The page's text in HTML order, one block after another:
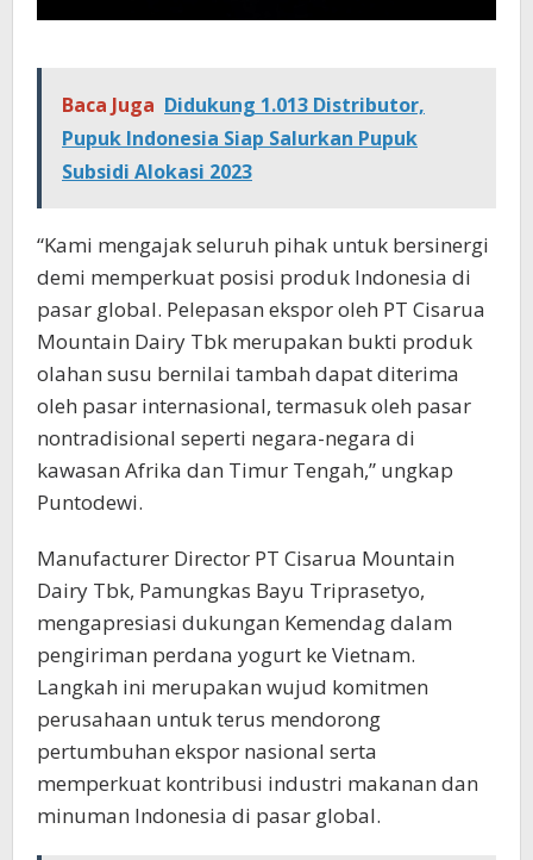
Baca Juga Didukung 1.013 Distributor,
Pupuk Indonesia Siap Salurkan Pupuk
Subsidi Alokasi 2023
“Kami mengajak seluruh pihak untuk bersinergi
demi memperkuat posisi produk Indonesia di
pasar global. Pelepasan ekspor oleh PT Cisarua
Mountain Dairy Tbk merupakan bukti produk
olahan susu bernilai tambah dapat diterima
oleh pasar internasional, termasuk oleh pasar
nontradisional seperti negara-negara di
kawasan Afrika dan Timur Tengah,” ungkap
Puntodewi.
Manufacturer Director PT Cisarua Mountain
Dairy Tbk, Pamungkas Bayu Triprasetyo,
mengapresiasi dukungan Kemendag dalam
pengiriman perdana yogurt ke Vietnam.
Langkah ini merupakan wujud komitmen
perusahaan untuk terus mendorong
pertumbuhan ekspor nasional serta
memperkuat kontribusi industri makanan dan
minuman Indonesia di pasar global.